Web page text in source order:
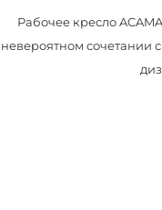
Рабочее кресло
невероятном сочетании